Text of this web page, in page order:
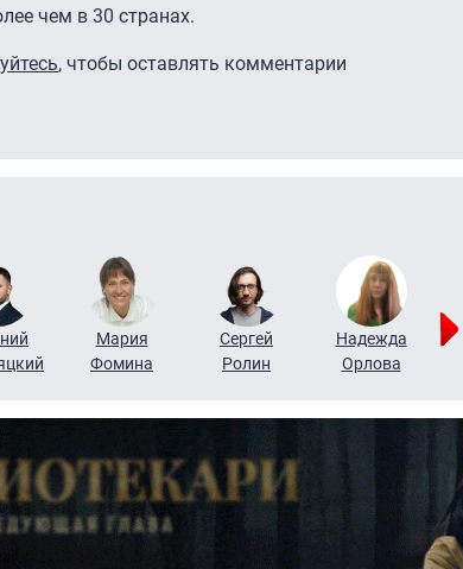
чем в 30 странах.
, чтобы оставлять комментарии
Мария
Фомина
Сергей
Ролин
Надежда
Орлова